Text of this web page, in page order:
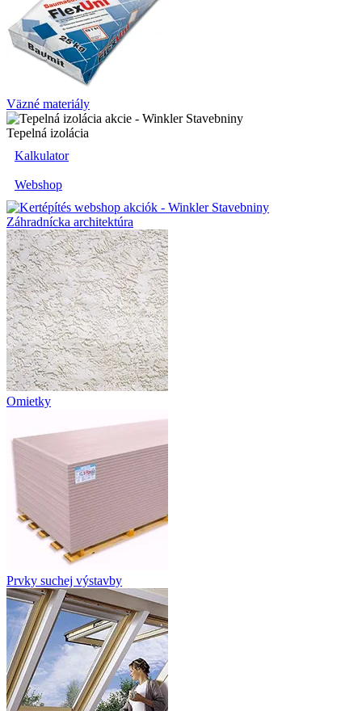
Väzné materiály
Tepelná izolácia
Kalkulator
Webshop
Záhradnícka architektúra
Omietky
Prvky suchej výstavby